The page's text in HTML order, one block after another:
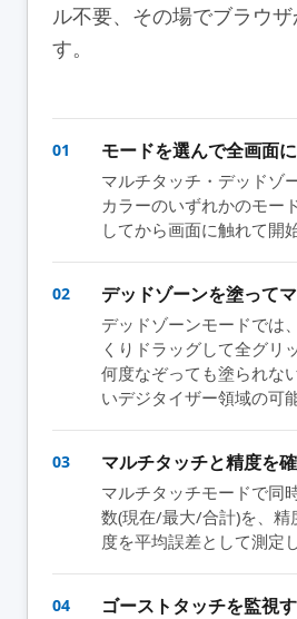
ル不要、その場でブラウ
す。
01 モードを選んで全画面
マルチタッチ・デッドゾ
カラーのいずれかのモー
してから画面に触れて開
02 デッドゾーンを塗って
デッドゾーンモードでは
くりドラッグして全グリ
何度なぞっても塗られな
いデジタイザー領域の可
03 マルチタッチと精度を
マルチタッチモードで同
数(現在/最大/合計)を、精
度を平均誤差として測定
04 ゴーストタッチを監視